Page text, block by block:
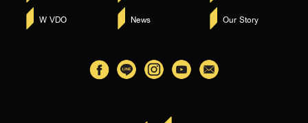
W VDO News Our Story